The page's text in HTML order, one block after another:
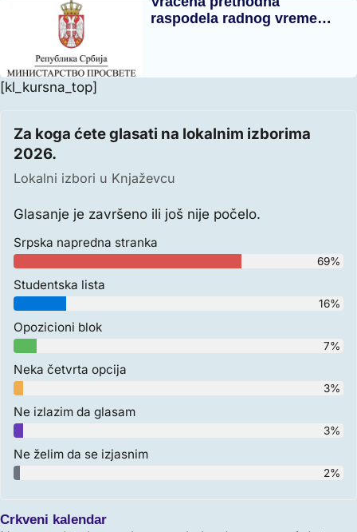
raspodela radnog vreme…
[kl_kursna_top]
Za koga ćete glasati na lokalnim izborima
2026.
Lokalni izbori u Knjaževcu
Glasanje je završeno ili još nije počelo.
Srpska napredna stranka
69%
Studentska lista
16%
Opozicioni blok
7%
Neka četvrta opcija
3%
Ne izlazim da glasam
3%
Ne želim da se izjasnim
2%
Crkveni kalendar